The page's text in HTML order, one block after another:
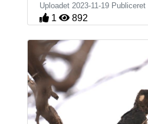
Uploadet 2023-11-19 Publiceret
1 892